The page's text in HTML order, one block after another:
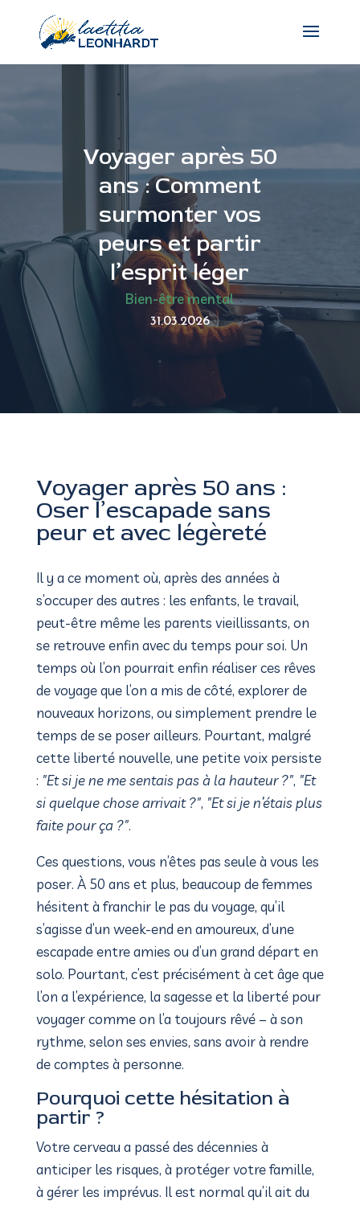
Voyager après 50
ans : Comment
surmonter vos
peurs et partir
l’esprit léger
Bien-être mental
31.03.2026
Voyager après 50 ans :
Oser l’escapade sans
peur et avec légèreté
Il y a ce moment où, après des années à
s’occuper des autres : les enfants, le travail,
peut-être même les parents vieillissants, on
se retrouve enfin avec du temps pour soi. Un
temps où l’on pourrait enfin réaliser ces rêves
de voyage que l’on a mis de côté, explorer de
nouveaux horizons, ou simplement prendre le
temps de se poser ailleurs. Pourtant, malgré
cette liberté nouvelle, une petite voix persiste
: "Et si je ne me sentais pas à la hauteur ?", "Et
si quelque chose arrivait ?", "Et si je n’étais plus
faite pour ça ?".
Ces questions, vous n’êtes pas seule à vous les
poser. À 50 ans et plus, beaucoup de femmes
hésitent à franchir le pas du voyage, qu’il
s’agisse d’un week-end en amoureux, d’une
escapade entre amies ou d’un grand départ en
solo. Pourtant, c’est précisément à cet âge que
l’on a l’expérience, la sagesse et la liberté pour
voyager comme on l’a toujours rêvé – à son
rythme, selon ses envies, sans avoir à rendre
de comptes à personne.
Pourquoi cette hésitation à
partir ?
Votre cerveau a passé des décennies à
anticiper les risques, à protéger votre famille,
à gérer les imprévus. Il est normal qu’il ait du